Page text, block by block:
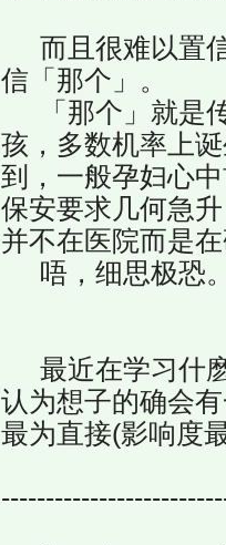
而且很难以置
信「那个」。
「那个」就是
孩，多数机率上
到，一般孕妇心
保安要求几何急
并不在医院而是
唔，细思极恐
最近在学习什
认为想子的确会
最为直接(影响度